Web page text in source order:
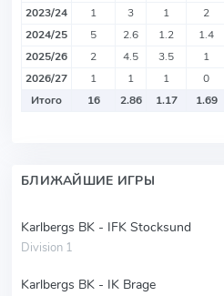
2023/24
1 3 1 2
2024/25
5 2.6 1.2 1.4
2025/26
2 4.5 3.5 1
2026/27
1 1 1 0
Итого
16 2.86 1.17 1.69
БЛИЖАЙШИЕ ИГРЫ
Karlbergs BK - IFK Stocksund
Division 1
Karlbergs BK - IK Brage